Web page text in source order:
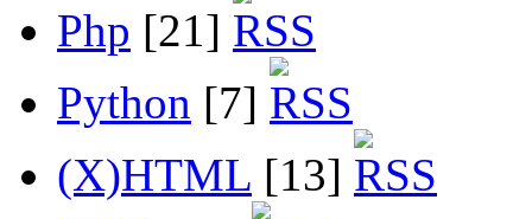
Php [21]
Python [7]
(X)HTML [13]